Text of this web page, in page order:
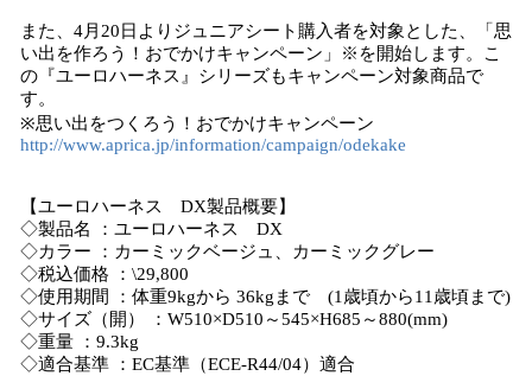
また、4月20日よりジュニアシート購入者を対象とした、「思
い出を作ろう！おでかけキャンペーン」※を開始します。こ
の『ユーロハーネス』シリーズもキャンペーン対象商品で
す。
※思い出をつくろう！おでかけキャンペーン
http://www.aprica.jp/information/campaign/odekake
【ユーロハーネス DX製品概要】
◇製品名 ：ユーロハーネス DX
◇カラー ：カーミックベージュ、カーミックグレー
◇税込価格 ：\29,800
◇使用期間 ：体重9kgから 36kgまで (1歳頃から11歳頃まで)
◇サイズ（開） ：W510×D510～545×H685～880(mm)
◇重量 ：9.3kg
◇適合基準 ：EC基準（ECE-R44/04）適合